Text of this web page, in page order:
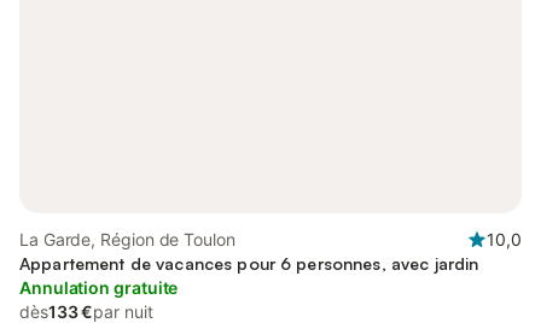
La Garde, Région de Toulon
10,0
Appartement de vacances pour 6 personnes, avec jardin
Annulation gratuite
dès133 €par nuit